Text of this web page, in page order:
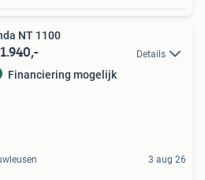
NT 1100
Details
Financiering mogelijk
3 aug 26